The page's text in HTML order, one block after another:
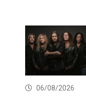
06/08/2026